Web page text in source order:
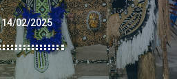
14/02/2025